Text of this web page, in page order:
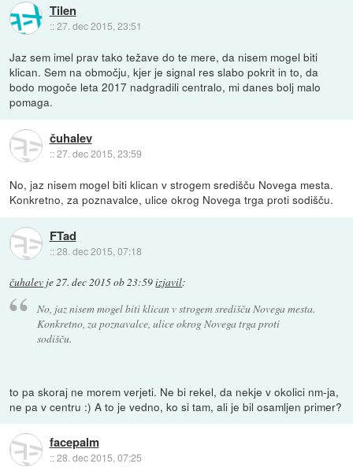
Tilen
::27. dec 2015, 23:51
Jaz sem imel prav tako težave do te mere, da nisem mogel biti
klican. Sem na območju, kjer je signal res slabo pokrit in to, da
bodo mogoče leta 2017 nadgradili centralo, mi danes bolj malo
pomaga.
čuhalev
::27. dec 2015, 23:59
No, jaz nisem mogel biti klican v strogem središču Novega mesta.
Konkretno, za poznavalce, ulice okrog Novega trga proti sodišču.
FTad
::28. dec 2015, 07:18
čuhalev je27. dec 2015 ob 23:59izjavil:
No, jaz nisem mogel biti klican v strogem središču Novega mesta.
Konkretno, za poznavalce, ulice okrog Novega trga proti
sodišču.
to pa skoraj ne morem verjeti. Ne bi rekel, da nekje v okolici nm-ja,
ne pa v centru :) A to je vedno, ko si tam, ali je bil osamljen primer?
facepalm
::28. dec 2015, 07:25